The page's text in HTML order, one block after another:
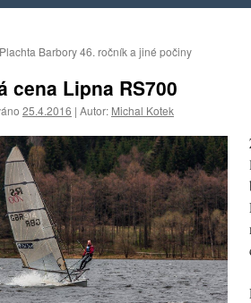
Barbory 46. ročník a jiné počiny
cena Lipna RS700
25.4.2016 | Autor: Michal Kotek